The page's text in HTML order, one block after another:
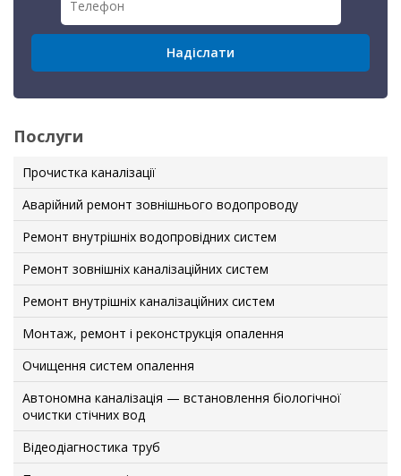
Послуги
Прочистка каналізації
Аварійний ремонт зовнішнього водопроводу
Ремонт внутрішніх водопровідних систем
Ремонт зовнішніх каналізаційних систем
Ремонт внутрішніх каналізаційних систем
Монтаж, ремонт і реконструкція опалення
Очищення систем опалення
Автономна каналізація — встановлення біологічної
очистки стічних вод
Відеодіагностика труб